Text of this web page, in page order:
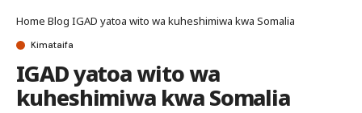
Home Blog IGAD yatoa wito wa kuheshimiwa kwa Somalia
Kimataifa
IGAD yatoa wito wa
kuheshimiwa kwa Somalia